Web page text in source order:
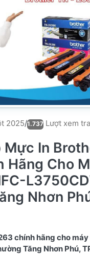
2025/1.737 Lượt xem
Mực In
Hãng Cho
Nhơn
chính hãng cho
Tăng Nhơn Phú,